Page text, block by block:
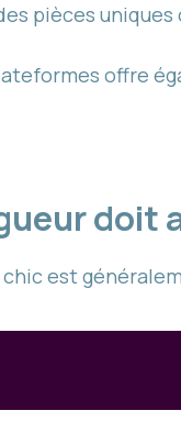
pièces
offre
doit
est